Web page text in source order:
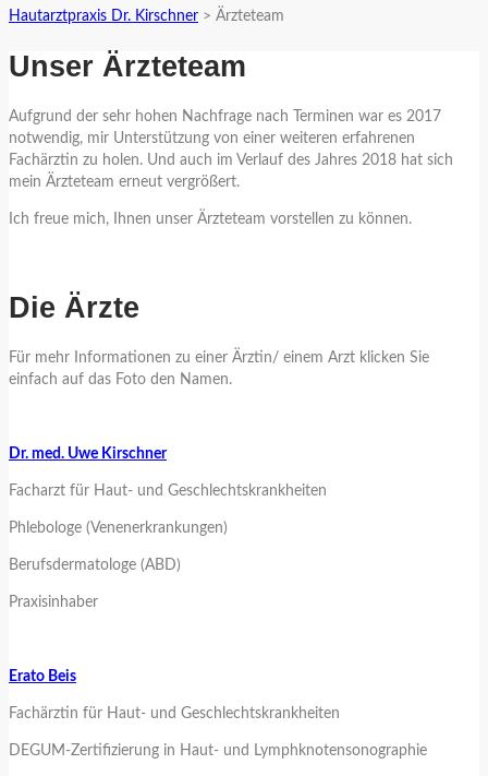
Hautarztpraxis Dr. Kirschner > Ärzteteam
Unser Ärzteteam
Aufgrund der sehr hohen Nachfrage nach Terminen war es 2017
notwendig, mir Unterstützung von einer weiteren erfahrenen
Fachärztin zu holen. Und auch im Verlauf des Jahres 2018 hat sich
mein Ärzteteam erneut vergrößert.
Ich freue mich, Ihnen unser Ärzteteam vorstellen zu können.
Die Ärzte
Für mehr Informationen zu einer Ärztin/ einem Arzt klicken Sie
einfach auf das Foto den Namen.
Dr. med. Uwe Kirschner
Facharzt für Haut- und Geschlechtskrankheiten
Phlebologe (Venenerkrankungen)
Berufsdermatologe (ABD)
Praxisinhaber
Erato Beis
Fachärztin für Haut- und Geschlechtskrankheiten
DEGUM-Zertifizierung in Haut- und Lymphknotensonographie